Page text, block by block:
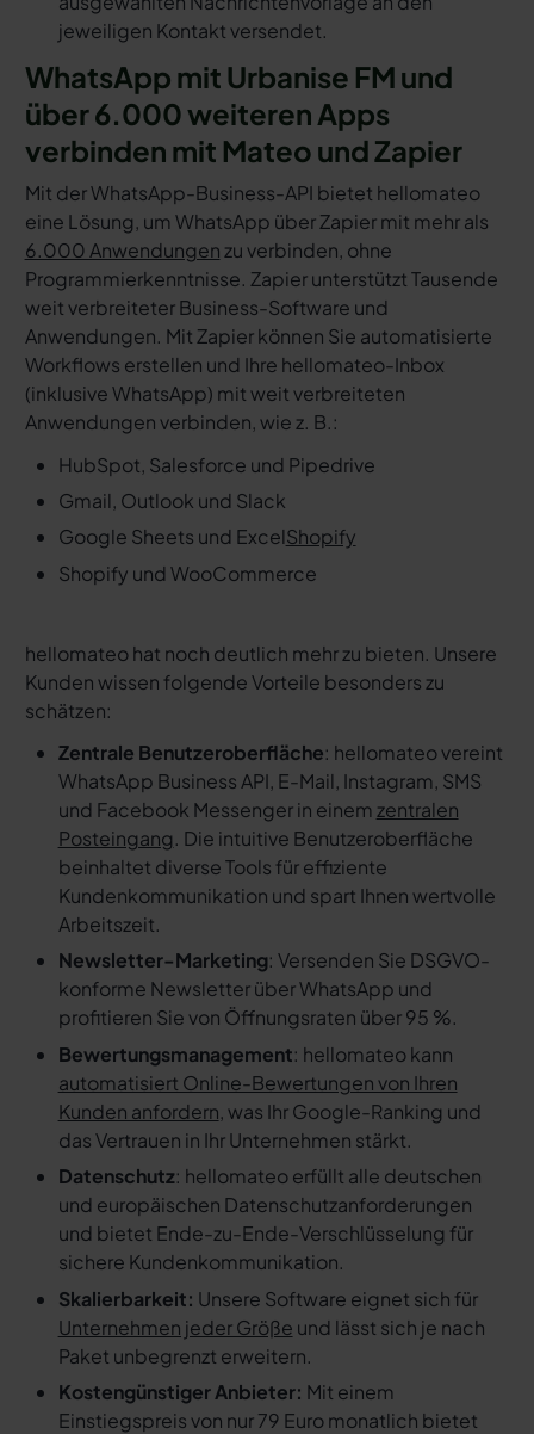
jeweiligen Kontakt versendet.
WhatsApp mit Urbanise FM und
über 6.000 weiteren Apps
verbinden mit Mateo und Zapier
Mit der WhatsApp-Business-API bietet hellomateo
eine Lösung, um WhatsApp über Zapier mit mehr als
6.000 Anwendungenzu verbinden, ohne
Programmierkenntnisse. Zapier unterstützt Tausende
weit verbreiteter Business-Software und
Anwendungen. Mit Zapier können Sie automatisierte
Workflows erstellen und Ihre hellomateo-Inbox
(inklusive WhatsApp) mit weit verbreiteten
Anwendungen verbinden, wie z. B.:
HubSpot, Salesforce und Pipedrive
Gmail, Outlook und Slack
Google Sheets und ExcelShopify
Shopify und WooCommerce
hellomateo hat noch deutlich mehr zu bieten. Unsere
Kunden wissen folgende Vorteile besonders zu
schätzen:
Zentrale Benutzeroberfläche: hellomateo vereint
WhatsApp Business API, E-Mail, Instagram, SMS
und Facebook Messenger in einem zentralen
Posteingang. Die intuitive Benutzeroberfläche
beinhaltet diverse Tools für effiziente
Kundenkommunikation und spart Ihnen wertvolle
Arbeitszeit.
Newsletter-Marketing: Versenden Sie DSGVO-
konforme Newsletter über WhatsApp und
profitieren Sie von Öffnungsraten über 95 %.
Bewertungsmanagement: hellomateo kann
automatisiert Online-Bewertungen von Ihren
Kunden anfordern, was Ihr Google-Ranking und
das Vertrauen in Ihr Unternehmen stärkt.
Datenschutz: hellomateo erfüllt alle deutschen
und europäischen Datenschutzanforderungen
und bietet Ende-zu-Ende-Verschlüsselung für
sichere Kundenkommunikation.
Skalierbarkeit: Unsere Software eignet sich für
Unternehmen jeder Größe und lässt sich je nach
Paket unbegrenzt erweitern.
Kostengünstiger Anbieter: Mit einem
Einstiegspreis von nur 79 Euro monatlich bietet